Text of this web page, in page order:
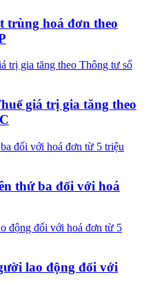
hoá đơn theo
giá trị gia tăng theo
thứ ba đối với hoá
lao động đối với